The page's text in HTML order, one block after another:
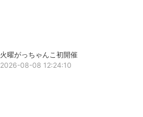
火曜がっちゃんこ初開催
2026-08-08 12:24:10